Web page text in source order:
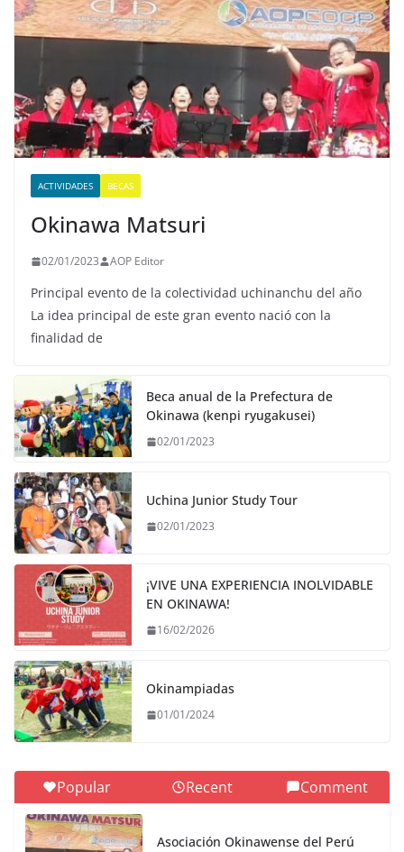
ACTIVIDADES BECAS
Okinawa Matsuri
02/01/2023 AOP Editor
Principal evento de la colectividad uchinanchu del año
La idea principal de este gran evento nació con la
finalidad de
Beca anual de la Prefectura de
Okinawa (kenpi ryugakusei)
02/01/2023
Uchina Junior Study Tour
02/01/2023
¡VIVE UNA EXPERIENCIA INOLVIDABLE
EN OKINAWA!
16/02/2026
Okinampiadas
01/01/2024
Popular Recent Comment
Asociación Okinawense del Perú